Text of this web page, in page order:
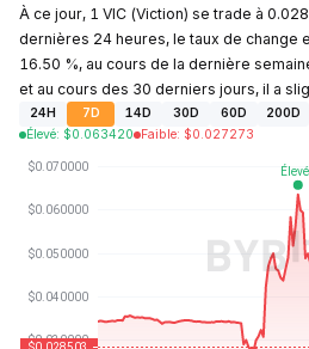
À ce jour, 1 VIC (Viction) se trade à
dernières 24 heures, le taux de change
16.50 %, au cours de la dernière
et au cours des 30 derniers jours, il a
24H 7D 14D 30D 60D
200D
Élevé: $0.063420 Faible: $0.027273